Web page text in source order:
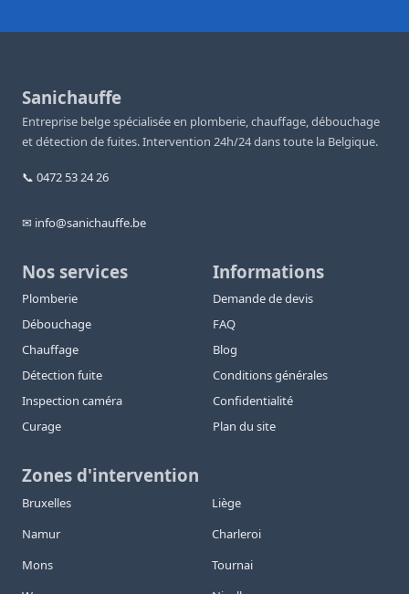
Sanichauffe
Entreprise belge spécialisée en plomberie, chauffage, débouchage
et détection de fuites. Intervention 24h/24 dans toute la Belgique.
📞 0472 53 24 26
✉ info@sanichauffe.be
Nos services
Plomberie
Débouchage
Chauffage
Détection fuite
Inspection caméra
Curage
Informations
Demande de devis
FAQ
Blog
Conditions générales
Confidentialité
Plan du site
Zones d'intervention
Bruxelles
Liège
Namur
Charleroi
Mons
Tournai